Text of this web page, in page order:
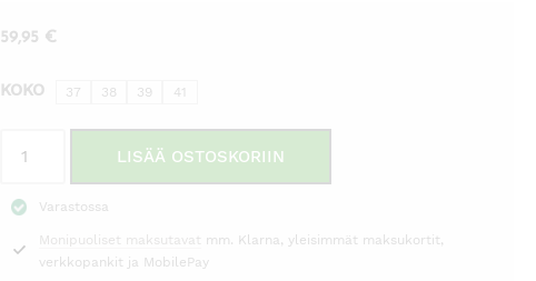
59,95 €
KOKO 37 38 39 41
beige
LISÄÄ OSTOSKORIIN
Varastossa
Monipuoliset maksutavat mm. Klarna, yleisimmät maksukortit,
verkkopankit ja MobilePay